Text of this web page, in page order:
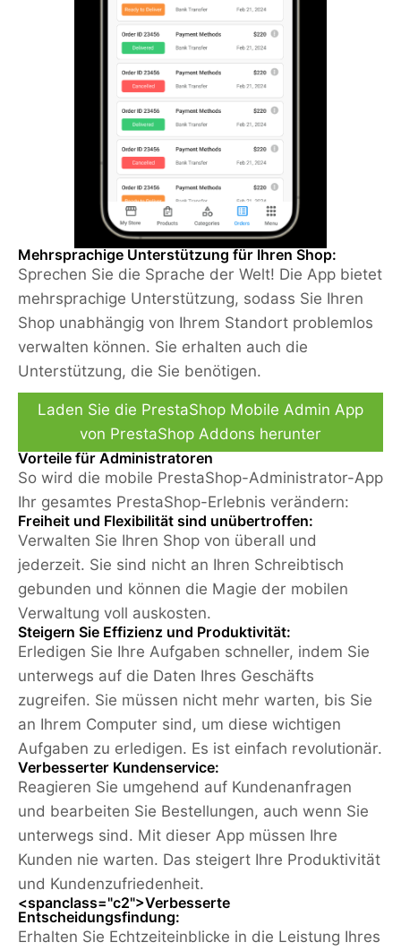
Mehrsprachige Unterstützung für Ihren Shop:
Sprechen Sie die Sprache der Welt! Die App bietet
mehrsprachige Unterstützung, sodass Sie Ihren
Shop unabhängig von Ihrem Standort problemlos
verwalten können. Sie erhalten auch die
Unterstützung, die Sie benötigen.
Laden Sie die PrestaShop Mobile Admin App
von PrestaShop Addons herunter
Vorteile für Administratoren
So wird die mobile PrestaShop-Administrator-App
Ihr ​​gesamtes PrestaShop-Erlebnis verändern:
Freiheit und Flexibilität sind unübertroffen:
Verwalten Sie Ihren Shop von überall und
jederzeit. Sie sind nicht an Ihren Schreibtisch
gebunden und können die Magie der mobilen
Verwaltung voll auskosten.
Steigern Sie Effizienz und Produktivität:
Erledigen Sie Ihre Aufgaben schneller, indem Sie
unterwegs auf die Daten Ihres Geschäfts
zugreifen. Sie müssen nicht mehr warten, bis Sie
an Ihrem Computer sind, um diese wichtigen
Aufgaben zu erledigen. Es ist einfach revolutionär.
Verbesserter Kundenservice:
Reagieren Sie umgehend auf Kundenanfragen
und bearbeiten Sie Bestellungen, auch wenn Sie
unterwegs sind. Mit dieser App müssen Ihre
Kunden nie warten. Das steigert Ihre Produktivität
und Kundenzufriedenheit.
<spanclass="c2">Verbesserte
Entscheidungsfindung:
Erhalten Sie Echtzeiteinblicke in die Leistung Ihres